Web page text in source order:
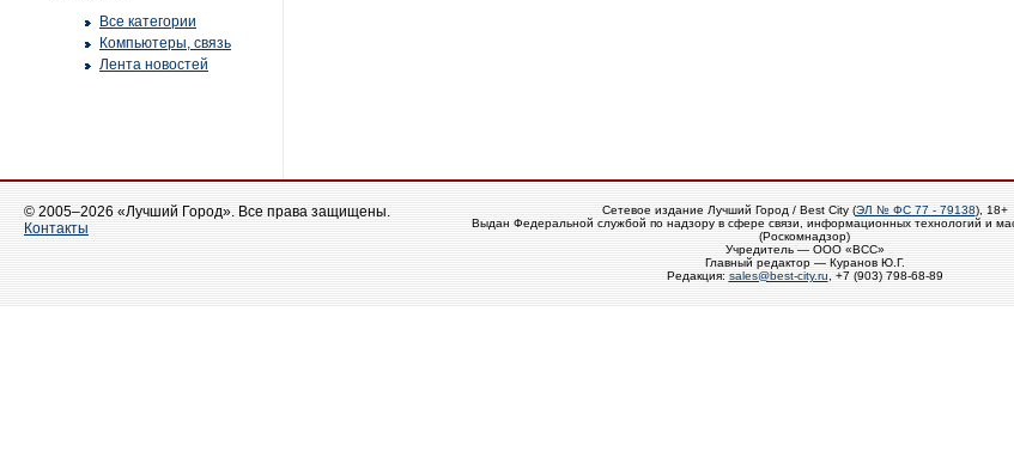
Все категории
Компьютеры, связь
Лента новостей
© 2005–2026 «Лучший Город». Все права защищены.
Контакты
Сетевое издание Лучший Город / Best City (ЭЛ № ФС 77 - 79138), 18+
Выдан Федеральной службой по надзору в сфере связи, информационных технологий и
(Роскомнадзор)
Учредитель — ООО «ВСС»
Главный редактор — Куранов Ю.Г.
Редакция: sales@best-city.ru , +7 (903) 798-68-89